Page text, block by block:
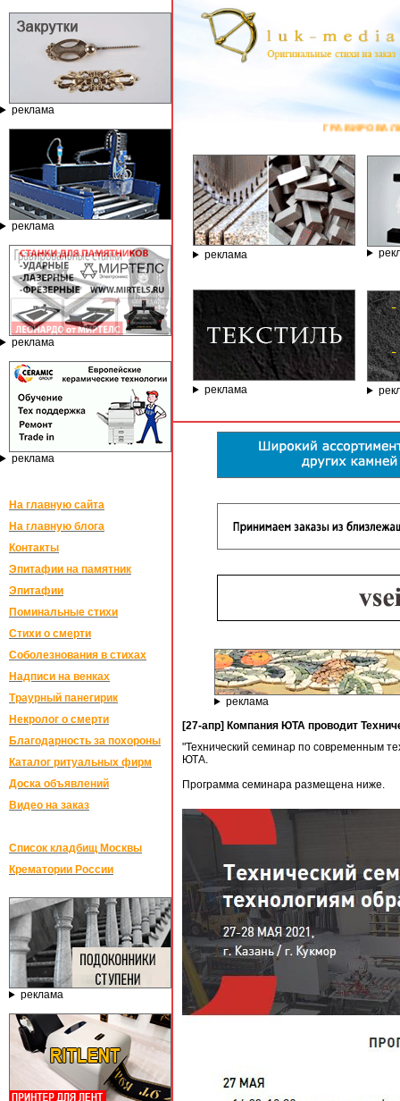
реклама
реклама
реклама
реклама
На главную сайта
На главную блога
Контакты
Эпитафии на памятник
Эпитафии
Поминальные стихи
Стихи о смерти
Соболезнования в стихах
Надписи на венках
Траурный панегирик
Некролог о смерти
Благодарность за похороны
Каталог ритуальных фирм
Доска объявлений
Видео на заказ
Список кладбищ Москвы
Крематории России
реклама
ГРАВИРОВАЛЬНЫЕ И
реклама
реклама
реклама
[27-апр] Компания ЮТА проводит
"Технический семинар по современным
ЮТА.
Программа семинара размещена ниже.